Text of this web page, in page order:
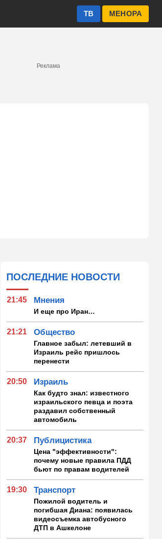
МЕНОРА
ТВ
Реклама
ПОСЛЕДНИЕ НОВОСТИ
21:45 Мнения
И еще про Иран…
21:21 Общество
Главное забыл: летевший в
Израиль рейс пришлось
перенести
20:50 Израиль
Как будто знал: известного
израильского певца и поэта
раздавил собственный
автомобиль
20:37 Публицистика
Цена "эффективности":
почему новые правила ПДД
бьют по правам водителей
19:30 Транспорт
Пожилой водитель и
погибшая Диана: появилась
видеосъемка автобусного
ДТП в Ашкелоне